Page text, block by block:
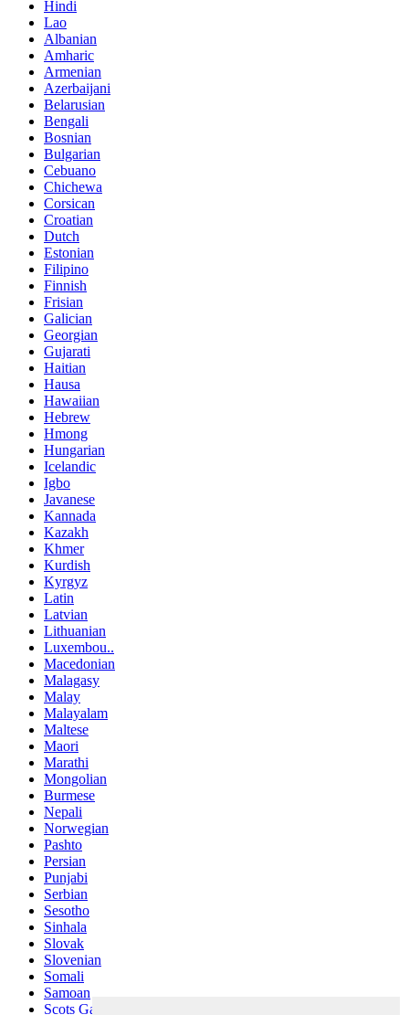
Hindi
Lao
Albanian
Amharic
Armenian
Azerbaijani
Belarusian
Bengali
Bosnian
Bulgarian
Cebuano
Chichewa
Corsican
Croatian
Dutch
Estonian
Filipino
Finnish
Frisian
Galician
Georgian
Gujarati
Haitian
Hausa
Hawaiian
Hebrew
Hmong
Hungarian
Icelandic
Igbo
Javanese
Kannada
Kazakh
Khmer
Kurdish
Kyrgyz
Latin
Latvian
Lithuanian
Luxembou..
Macedonian
Malagasy
Malay
Malayalam
Maltese
Maori
Marathi
Mongolian
Burmese
Nepali
Norwegian
Pashto
Persian
Punjabi
Serbian
Sesotho
Sinhala
Slovak
Slovenian
Somali
Samoan
Scots Gaelic